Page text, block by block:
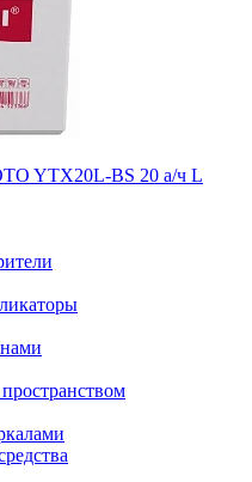
YTX20L-BS 20 а/ч L